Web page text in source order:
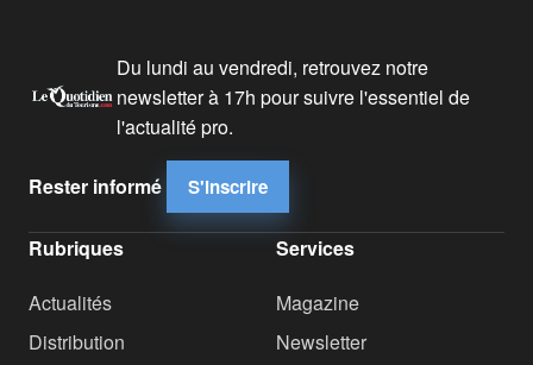
Du lundi au vendredi, retrouvez notre
newsletter à 17h pour suivre l'essentiel de
l'actualité pro.
Rester informé S'inscrire
Rubriques
Actualités
Distribution
Services
Magazine
Newsletter